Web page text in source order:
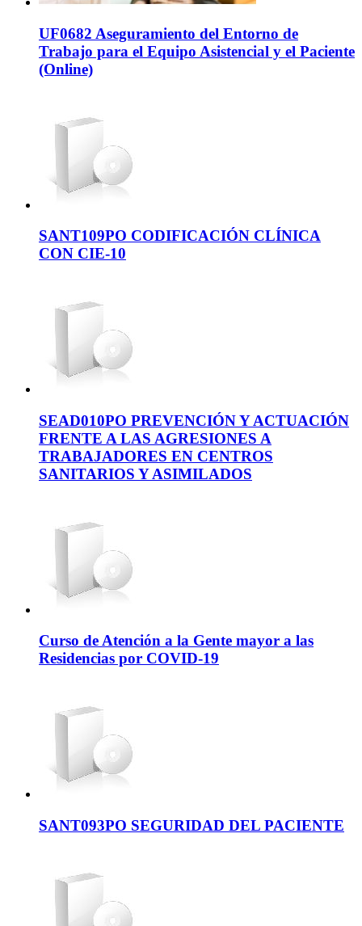
UF0682 Aseguramiento del Entorno de
Trabajo para el Equipo Asistencial y el Paciente
(Online)
SANT109PO CODIFICACIÓN CLÍNICA
CON CIE-10
SEAD010PO PREVENCIÓN Y ACTUACIÓN
FRENTE A LAS AGRESIONES A
TRABAJADORES EN CENTROS
SANITARIOS Y ASIMILADOS
Curso de Atención a la Gente mayor a las
Residencias por COVID-19
SANT093PO SEGURIDAD DEL PACIENTE